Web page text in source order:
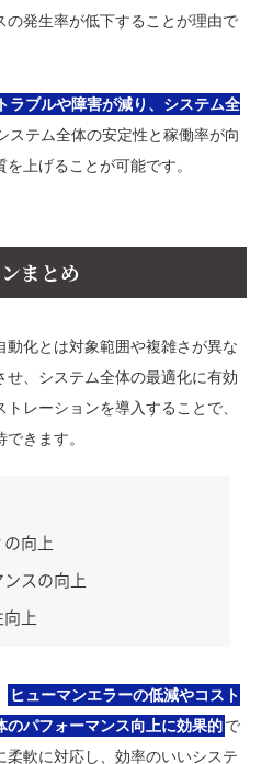
の発生率が低下することが理由で
ラブルや障害が減り、システム全
ステム全体の安定性と稼働率が向
上げることが可能です。
まとめ
動化とは対象範囲や複雑さが異な
せ、システム全体の最適化に有効
レーションを導入することで、
きます。
向上
スの向上
上
ヒューマンエラーの低減やコスト
のパフォーマンス向上に効果的で
軟に対応し、効率のいいシステ